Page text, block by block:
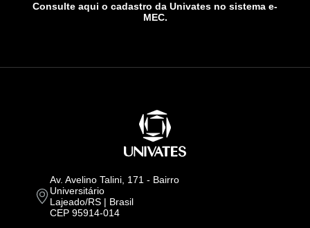
Consulte aqui o cadastro da Univates no sistema e-
MEC.
Av. Avelino Talini, 171 - Bairro
Universitário
Lajeado/RS | Brasil
CEP 95914-014